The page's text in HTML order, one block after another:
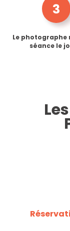
3
Le photographe
séance le